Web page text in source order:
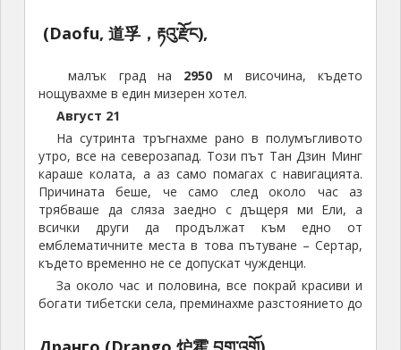
(Daofu, 道孚，རྟའུ་རྫོང),
малък град на 2950м височина, където
нощувахме в един мизерен хотел.
Август 21
На сутринта тръгнахме рано в полумъгливото
утро, все на северозапад. Този път Тан Дзин Минг
караше колата, а аз само помагах с навигацията.
Причината беше, че само след около час аз
трябваше да сляза заедно с дъщеря ми Ели, а
всички други да продължат към едно от
емблематичните места в това пътуване – Сертар,
където временно не се допускат чужденци.
За около час и половина, все покрай красиви и
богати тибетски села, преминахме разстоянието до